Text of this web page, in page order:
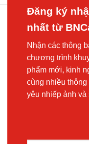
Đăng ký
nhất từ
Nhận các thông
chương trình
phẩm mới, kinh
cùng nhiều
yêu nhiếp ảnh và